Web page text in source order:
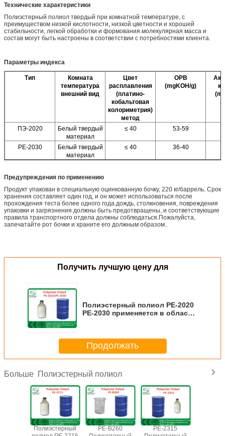
Технические характеристики
Полиэстерный полиол твердый при комнатной температуре, с
преимуществом низкой кислотности, низкой цветности и хорошей
стабильности, легкой обработки и формования.молекулярная масса и
состав могут быть настроены в соответствии с потребностями клиента.
Параметры индекса
Тип
Комната
температура
внешний вид
Цвет
расплавления
(платино-
кобальтовая
колориметрия)
метод
ОРВ
(mgKOH/g)
ПЭ-2020
Белый твердый
материал
≤ 40 53-59
PE-2030
Белый твердый
материал
≤ 40 36-40
Предупреждения по применению
Продукт упакован в специальную оцинкованную бочку, 220 кг/баррель. Срок
хранения составляет один год, и он может использоваться после
прохождения теста более одного года.дождь, столкновения, повреждения
упаковки и загрязнения должны быть предотвращены, и соответствующие
правила транспортного отдела должны соблюдаться.Пожалуйста,
запечатайте рот бочки и храните его должным образом..
Получить лучшую цену для
Полиэстерный полиол PE-2020
PE-2030 применяется в области
Продолжать
Больше Полиэстерный полиол
Полиэстерный
PE-B260
PE-2315